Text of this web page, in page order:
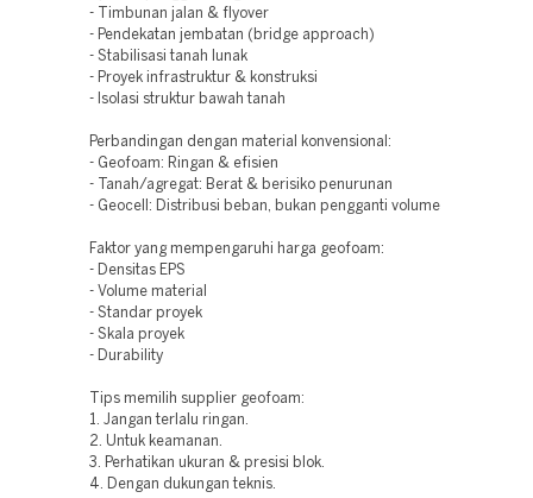
- Timbunan jalan & flyover
- Pendekatan jembatan (bridge approach)
- Stabilisasi tanah lunak
- Proyek infrastruktur & konstruksi
- Isolasi struktur bawah tanah
Perbandingan dengan material konvensional:
- Geofoam: Ringan & efisien
- Tanah/agregat: Berat & berisiko penurunan
- Geocell: Distribusi beban, bukan pengganti volume
Faktor yang mempengaruhi harga geofoam:
- Densitas EPS
- Volume material
- Standar proyek
- Skala proyek
- Durability
Tips memilih supplier geofoam:
1. Jangan terlalu ringan.
2. Untuk keamanan.
3. Perhatikan ukuran & presisi blok.
4. Dengan dukungan teknis.